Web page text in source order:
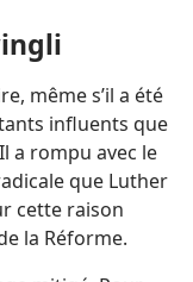
même s’il a été
influents que
a rompu avec le
que Luther
cette raison
la Réforme.